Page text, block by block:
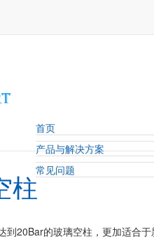
首页
产品与解决方案
常见问题
柱
到20Bar的玻璃空柱，更加适合